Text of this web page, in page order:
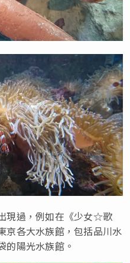
現過，例如在《少女☆歌
京各大水族館，包括品川水
的陽光水族館。